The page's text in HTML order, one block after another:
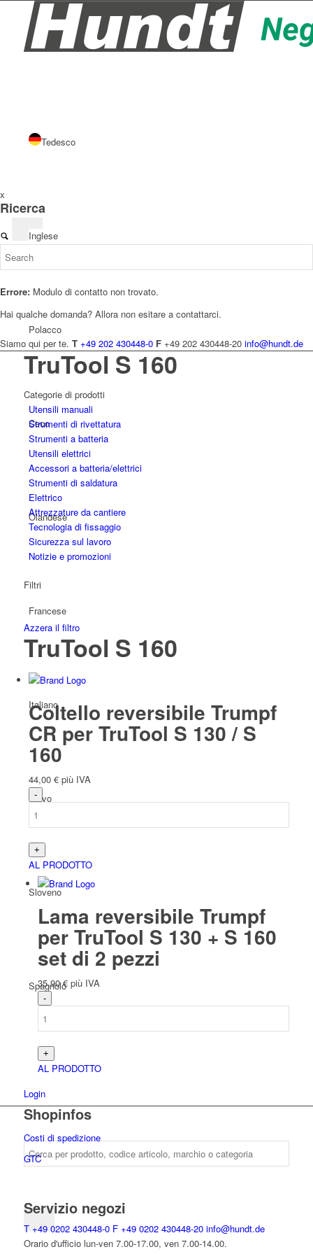
Tedesco
Inglese
Polacco
Ceco
Olandese
Francese
Italiano
Slavo
Sloveno
Spagnolo
Login
x
Ricerca
Errore: Modulo di contatto non trovato.
Hai qualche domanda? Allora non esitare a contattarci.
Siamo qui per te. T +49 202 430448-0 F +49 202 430448-20 info@hundt.de
TruTool S 160
Categorie di prodotti
Utensili manuali
Strumenti di rivettatura
Strumenti a batteria
Utensili elettrici
Accessori a batteria/elettrici
Strumenti di saldatura
Elettrico
Attrezzature da cantiere
Tecnologia di fissaggio
Sicurezza sul lavoro
Notizie e promozioni
Filtri
Azzera il filtro
TruTool S 160
Coltello reversibile Trumpf
CR per TruTool S 130 / S
160
44,00 € più IVA
AL PRODOTTO
Lama reversibile Trumpf
per TruTool S 130 + S 160
set di 2 pezzi
35,90€ più IVA
AL PRODOTTO
Shopinfos
Costi di spedizione
GTC
Servizio negozi
T +49 0202 430448-0 F +49 0202 430448-20 info@hundt.de
Orario d'ufficio lun-ven 7.00-17.00, ven 7.00-14.00.